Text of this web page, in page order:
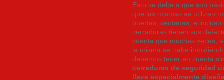
Esto se debe a que son
que las mismas se utilizan
puertas, ventanas, e
cerraduras tienen sus
cuenta que muchas veces,
la misma se trabe
debemos tener en cuenta
cerraduras de seguridad
llave especialmente